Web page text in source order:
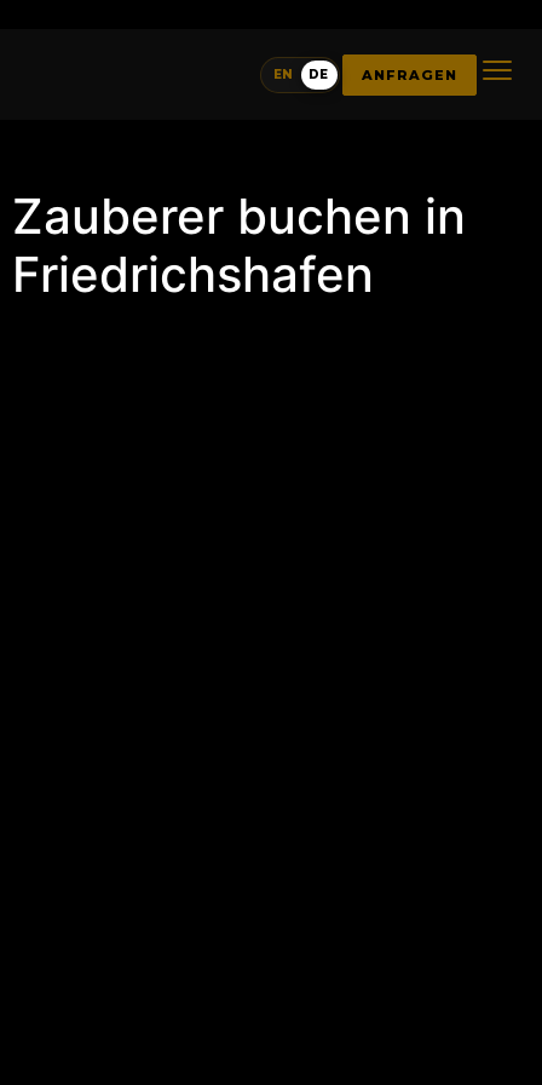
EN DE ANFRAGEN
Zauberer buchen in
Friedrichshafen